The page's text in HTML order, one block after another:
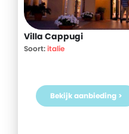
Villa Cappugi
Soort:italie
Bekijk aanbieding >